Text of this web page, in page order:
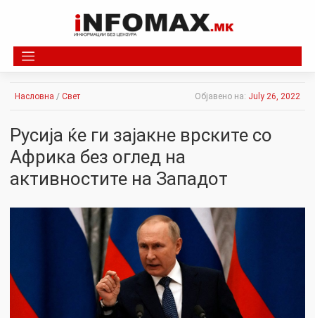
Насловна / Свет Објавено на: July 26, 2022
Русија ќе ги зајакне врските со
Африка без оглед на
активностите на Западот